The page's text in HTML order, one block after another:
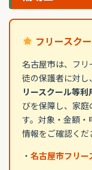
フリースク
名古屋市は、フ
徒の保護者に対し
リースクール等利
びを保障し、家
す。対象・金額
情報をご確認くだ
・ 名古屋市フリー